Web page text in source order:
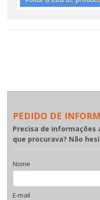
PEDIDO DE
Precisa de informações
que procurava? Não
Nome
E-mail